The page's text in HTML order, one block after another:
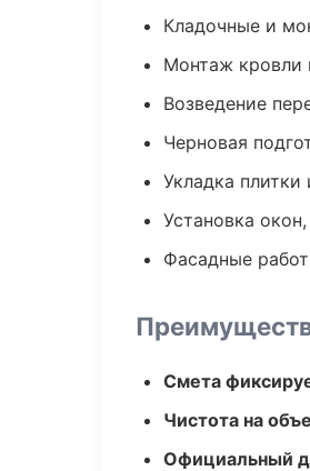
Кладочные и
Монтаж кровли
Возведение
Черновая
Укладка
Установка
Фасадные
Смета
Чистота на
Официальный